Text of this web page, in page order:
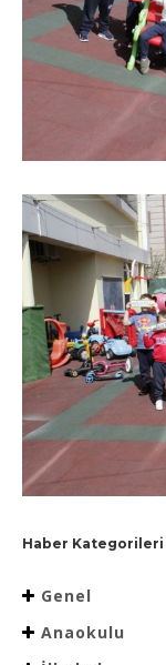
Haber Kategorileri
Genel
Anaokulu